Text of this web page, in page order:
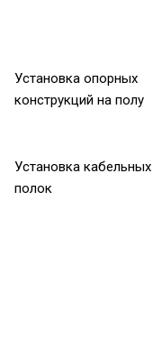
Установка опорных
конструкций на полу
Установка кабельных
полок